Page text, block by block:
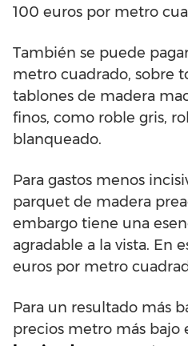
100 euros por metro
También se puede
metro cuadrado, sobre
tablones de madera
finos, como roble gris,
blanqueado.
Para gastos menos
parquet de madera
embargo tiene una
agradable a la vista. En
euros por metro
Para un resultado más
precios metro más bajo